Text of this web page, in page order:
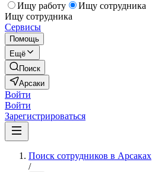
Ищу работу
Ищу сотрудника
Ищу сотрудника
Сервисы
Помощь
Ещё
Поиск
Арсаки
Войти
Войти
Зарегистрироваться
Поиск сотрудников в Арсаках
/